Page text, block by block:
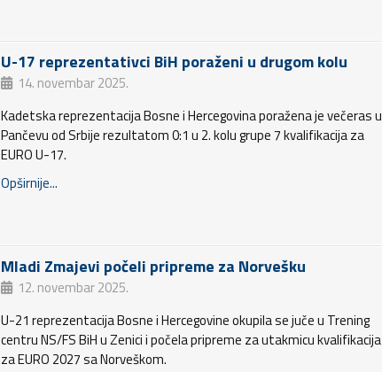
U-17 reprezentativci BiH poraženi u drugom kolu
14. novembar 2025.
Kadetska reprezentacija Bosne i Hercegovina poražena je večeras u
Pančevu od Srbije rezultatom 0:1 u 2. kolu grupe 7 kvalifikacija za
EURO U-17.
Opširnije...
Mladi Zmajevi počeli pripreme za Norvešku
12. novembar 2025.
U-21 reprezentacija Bosne i Hercegovine okupila se juče u Trening
centru NS/FS BiH u Zenici i počela pripreme za utakmicu kvalifikacija
za EURO 2027 sa Norveškom.